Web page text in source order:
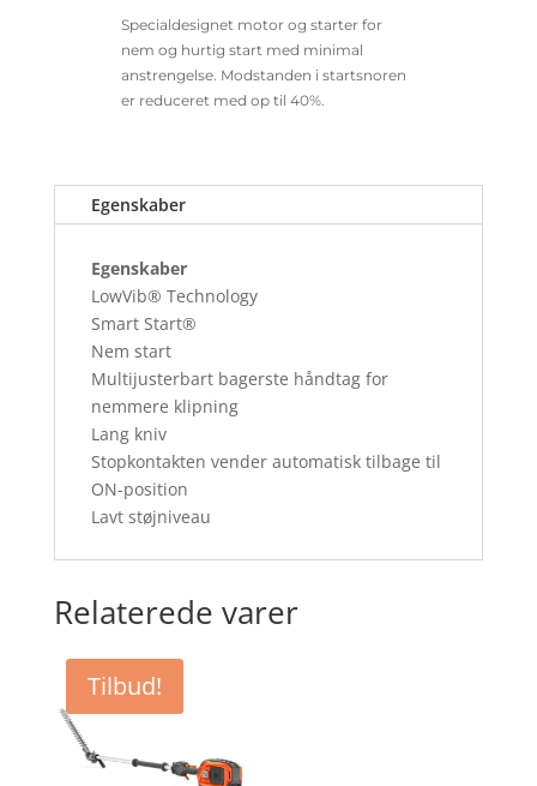
Specialdesignet motor og starter for
nem og hurtig start med minimal
anstrengelse. Modstanden i startsnoren
er reduceret med op til 40%.
Egenskaber
Egenskaber
LowVib® Technology
Smart Start®
Nem start
Multijusterbart bagerste håndtag for
nemmere klipning
Lang kniv
Stopkontakten vender automatisk tilbage til
ON-position
Lavt støjniveau
Relaterede varer
Tilbud!